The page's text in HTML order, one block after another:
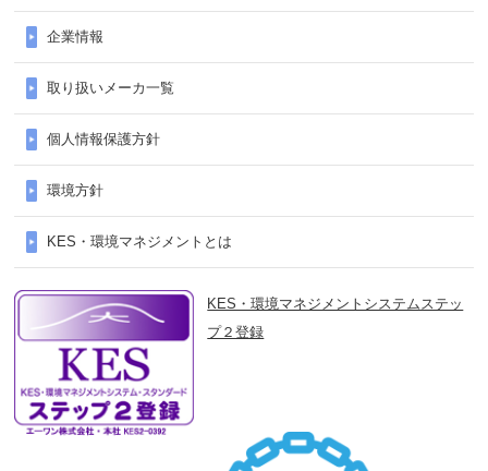
企業情報
取り扱いメーカ一覧
個人情報保護方針
環境方針
KES・環境マネジメントとは
KES・環境マネジメントシステムステッ
プ２登録